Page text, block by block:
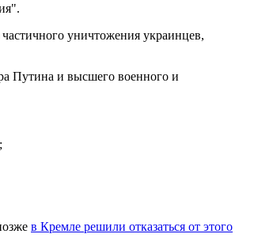
уничтожения украинцев,
Путина и высшего военного и
в Кремле решили отказаться от этого